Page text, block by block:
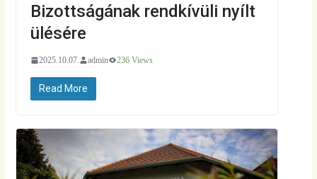
Bizottságának rendkívüli nyílt
ülésére
2025.10.07. admin 236 Views
Read More